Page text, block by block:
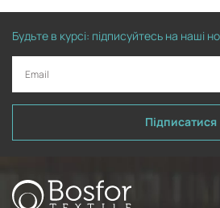
Будьте в курсі: підписуйтесь на наші
Підписатися